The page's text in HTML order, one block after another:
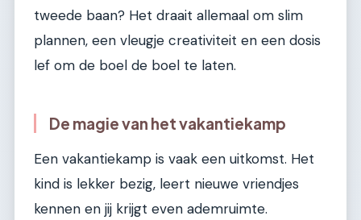
tweede baan? Het draait allemaal om slim
plannen, een vleugje creativiteit en een dosis
lef om de boel de boel te laten.
De magie van het vakantiekamp
Een vakantiekamp is vaak een uitkomst. Het
kind is lekker bezig, leert nieuwe vriendjes
kennen en jij krijgt even ademruimte.